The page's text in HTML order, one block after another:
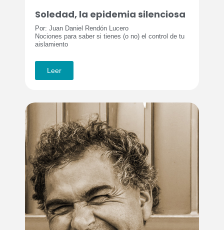
Soledad, la epidemia silenciosa
Por: Juan Daniel Rendón Lucero
Nociones para saber si tienes (o no) el control de tu
aislamiento
Leer